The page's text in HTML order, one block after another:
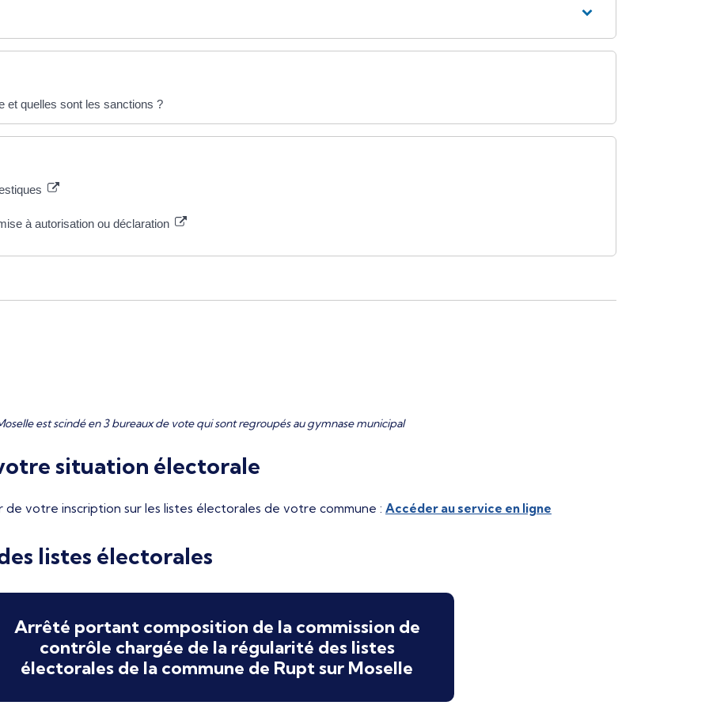
et quelles sont les sanctions ?
à autorisation ou déclaration
est scindé en 3 bureaux de vote qui sont regroupés au gymnase municipal
situation électorale
de votre inscription sur les listes électorales de votre commune : Accéder au service en ligne
listes électorales
Arrêté portant composition de la commission de
contrôle chargée de la régularité des listes
électorales de la commune de Rupt sur Moselle